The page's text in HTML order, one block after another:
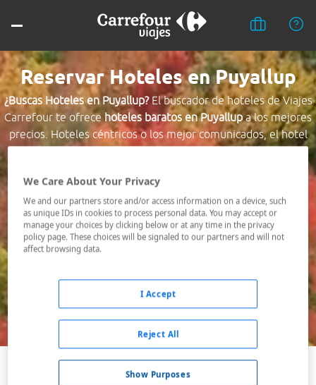
Reservar Hoteles en Puyallup
¿Buscas Hoteles en Puyallup?El buscador de hoteles de Viajes
Carrefour te ofrecehoteles baratos en Puyallupa los mejores
precios. Hoteles céntricos o los mejor comunicados, el hotel
que busques nosotros te lo encontramos al mejor precio.
Destino *
Fechas *
06/08/2026 - 07/08/2026
Buscar
VER TODOS LOS HOTELES BARATOS EN PUYALLUP
We Care About Your Privacy
We and our partners store and/or access information on a device, such
as unique IDs in cookies to process personal data. You may accept or
manage your choices by clicking below or at any time in the privacy
policy page. These choices will be signaled to our partners and will not
affect browsing data.
Show Purposes
Reject All
I Accept